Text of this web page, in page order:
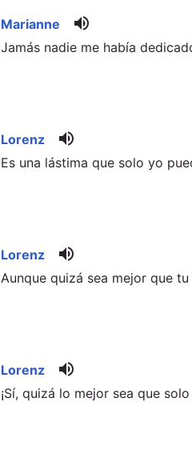
Marianne volume_up
Jamás nadie me había
Lorenz volume_up
Es una lástima que solo yo
Lorenz volume_up
Aunque quizá sea mejor que
Lorenz volume_up
¡Sí, quizá lo mejor sea que